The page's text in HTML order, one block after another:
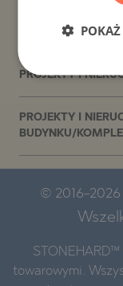
NIERUCHOMOŚCI
PROJEKTY I
PROJEKTY I
BUDYNKU/
© 2016-
towarowymi.
POKAŻ